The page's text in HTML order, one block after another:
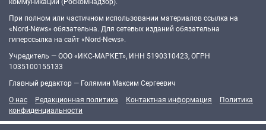
При полном или частичном использовании материалов ссылка на
«Nord-News» обязательна. Для сетевых изданий обязательна
гиперссылка на сайт «Nord-News».
Учредитель — ООО «ИКС-МАРКЕТ», ИНН 5190310423, ОГРН
1035100155133
Главный редактор — Голямин Максим Сергеевич
О нас
Редакционная политика Контактная информация
Политика
конфиденциальности